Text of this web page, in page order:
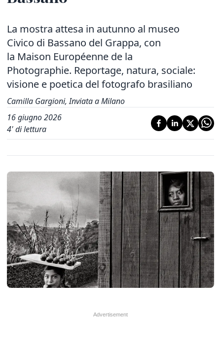
La mostra attesa in autunno al museo
Civico di Bassano del Grappa, con
la Maison Européenne de la
Photographie. Reportage, natura, sociale:
visione e poetica del fotografo brasiliano
Camilla Gargioni, Inviata a Milano
16 giugno 2026
4' di lettura